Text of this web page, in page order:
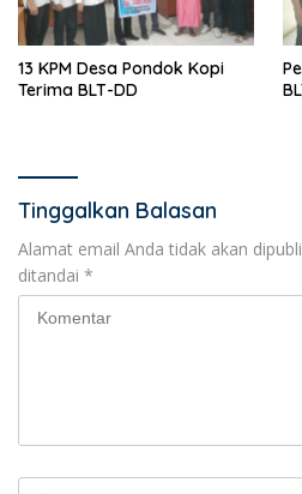
13 KPM Desa Pondok Kopi
Terima BLT-DD
Tinggalkan Balasan
Alamat email Anda tidak akan
ditandai *